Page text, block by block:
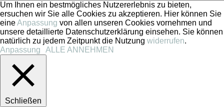
Um Ihnen ein bestmögliches Nutzererlebnis zu bieten,
ersuchen wir Sie alle Cookies zu akzeptieren. Hier können Sie
eineAnpassung von allen unseren Cookies vornehmen und
unsere detaillierte Datenschutzerklärung einsehen. Sie können
natürlich zu jedem Zeitpunkt die Nutzung widerrufen.
Anpassung
ALLE ANNEHMEN
Schließen